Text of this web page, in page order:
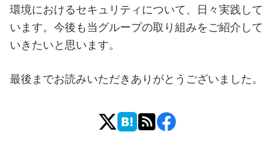
環境におけるセキュリティについて、日々実践して
います。今後も当グループの取り組みをご紹介して
いきたいと思います。
最後までお読みいただきありがとうございました。